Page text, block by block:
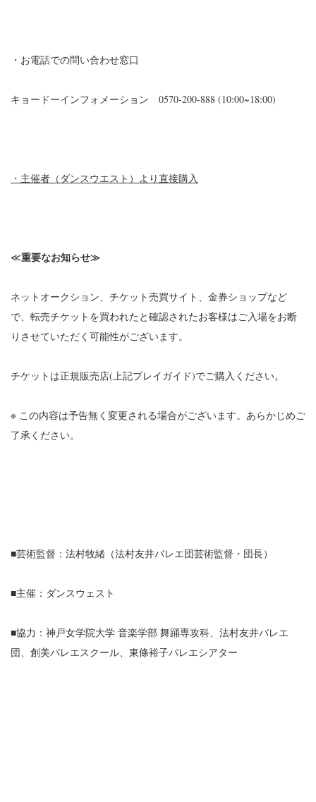
・お電話での問い合わせ窓口
キョードーインフォメーション 0570-200-888 (10:00~18:00)
・主催者（ダンスウエスト）より直接購入
≪重要なお知らせ≫
ネットオークション、チケット売買サイト、金券ショップなど
で、転売チケットを買われたと確認されたお客様はご入場をお断
りさせていただく可能性がございます。
チケットは正規販売店(上記プレイガイド)でご購入ください。
※ この内容は予告無く変更される場合がございます。あらかじめご
了承ください。
■芸術監督：法村牧緒（法村友井バレエ団芸術監督・団長）
■主催：ダンスウェスト
■協力：神戸女学院大学 音楽学部 舞踊専攻科、法村友井バレエ
団、創美バレエスクール、東條裕子バレエシアター